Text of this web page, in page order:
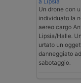
Un drone con
individuato la
aereo cargo
Lipsia/Halle.
urtato un
danneggiato
sabotaggio.